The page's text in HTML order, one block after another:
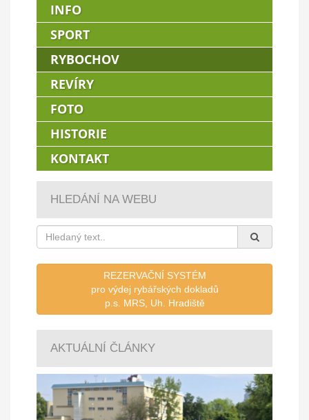
INFO
SPORT
RYBOCHOV
REVÍRY
FOTO
HISTORIE
KONTAKT
HLEDÁNÍ NA WEBU
REZERVAČNÍ SYSTÉM
pro výdej rybářských dokladů
p.s. MRS, Uh. Hradiště
AKTUÁLNÍ ČLÁNKY